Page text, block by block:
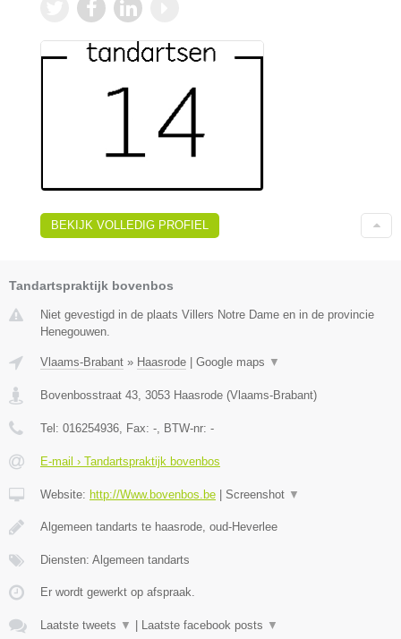
BEKIJK VOLLEDIG PROFIEL
Tandartspraktijk bovenbos
Niet gevestigd in de plaats Villers Notre Dame en in de provincie
Henegouwen.
Vlaams-Brabant » Haasrode | Google maps ▼
Bovenbosstraat 43 3053 Haasrode (Vlaams-Brabant)
Tel: 016254936 , Fax: - , BTW-nr: -
E-mail › Tandartspraktijk bovenbos
Website: http://Www.bovenbos.be | Screenshot ▼
Algemeen tandarts te haasrode, oud-Heverlee
Diensten: Algemeen tandarts
Er wordt gewerkt op afspraak.
Laatste tweets ▼ | Laatste facebook posts ▼